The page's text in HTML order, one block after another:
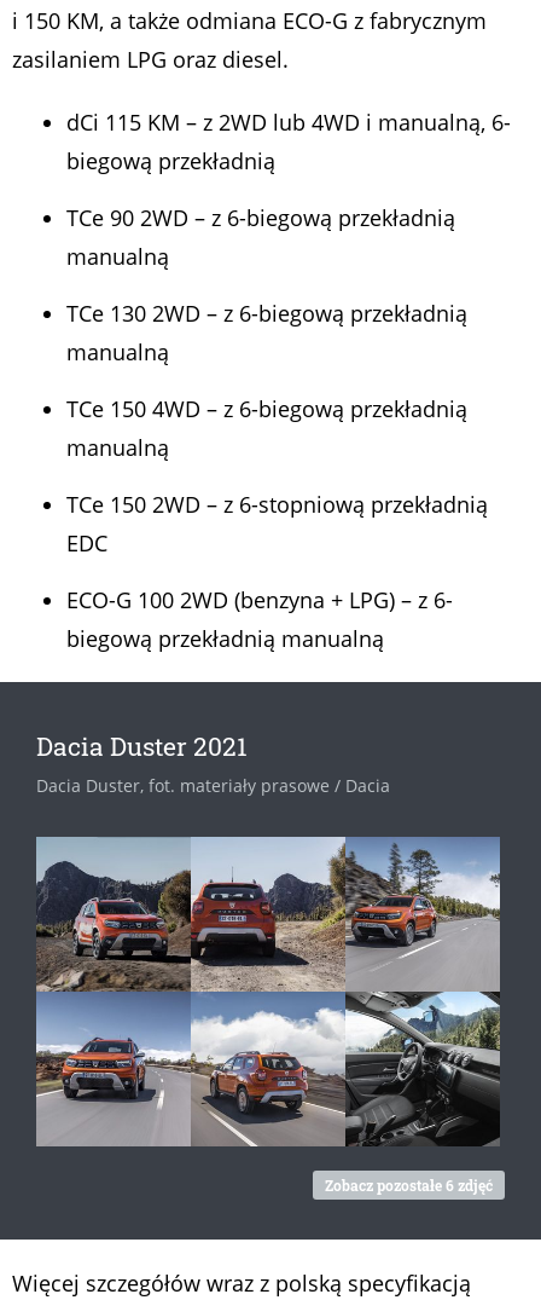
i 150 KM, a także odmiana ECO-G z fabrycznym
zasilaniem LPG oraz diesel.
dCi 115 KM – z 2WD lub 4WD i manualną, 6-
biegową przekładnią
TCe 90 2WD – z 6-biegową przekładnią
manualną
TCe 130 2WD – z 6-biegową przekładnią
manualną
TCe 150 4WD – z 6-biegową przekładnią
manualną
TCe 150 2WD – z 6-stopniową przekładnią
EDC
ECO-G 100 2WD (benzyna + LPG) – z 6-
biegową przekładnią manualną
Dacia Duster 2021
Dacia Duster, fot. materiały prasowe / Dacia
Zobacz pozostałe 6 zdjęć
Więcej szczegółów wraz z polską specyfikacją